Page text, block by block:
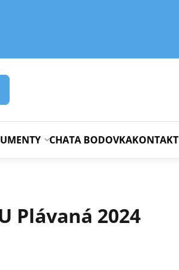
CHATA BODOVKAKONTAKT
Plávaná 2024